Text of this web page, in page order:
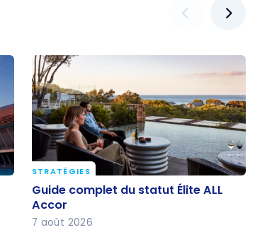
Guide complet du statut Élite ALL
Accor
STRATÉGIES
Guide complet du statut Élite ALL
Accor
7 août 2026